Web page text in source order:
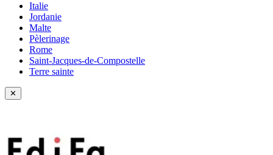
Italie
Jordanie
Malte
Pèlerinage
Rome
Saint-Jacques-de-Compostelle
Terre sainte
✕